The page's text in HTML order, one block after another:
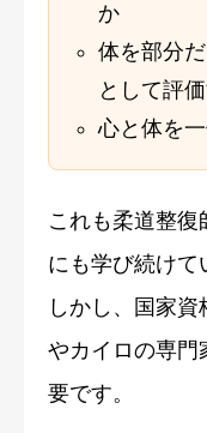
か
体を部分
として評
心と体を
これも柔道整復
にも学び続けて
しかし、国家
やカイロの専門
要です。